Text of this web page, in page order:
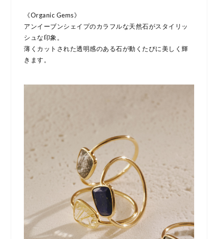
《Organic Gems》
アンイーブンシェイプのカラフルな天然石がスタイリッ
シュな印象。
薄くカットされた透明感のある石が動くたびに美しく輝
きます。